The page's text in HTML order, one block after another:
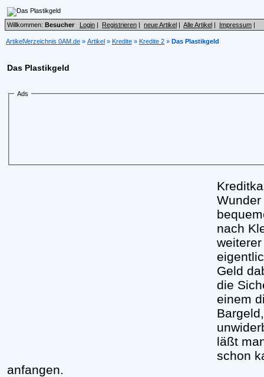
Willkommen: Besucher Login | Registrieren | neue Artikel | Alle Artikel | Impressum |
ArtikelVerzeichnis 0AM.de » Artikel » Kredite » Kredite 2 » Das Plastikgeld
Das Plastikgeld
Ads
nach
Geld
die
einem
läßt
schon
anfangen.